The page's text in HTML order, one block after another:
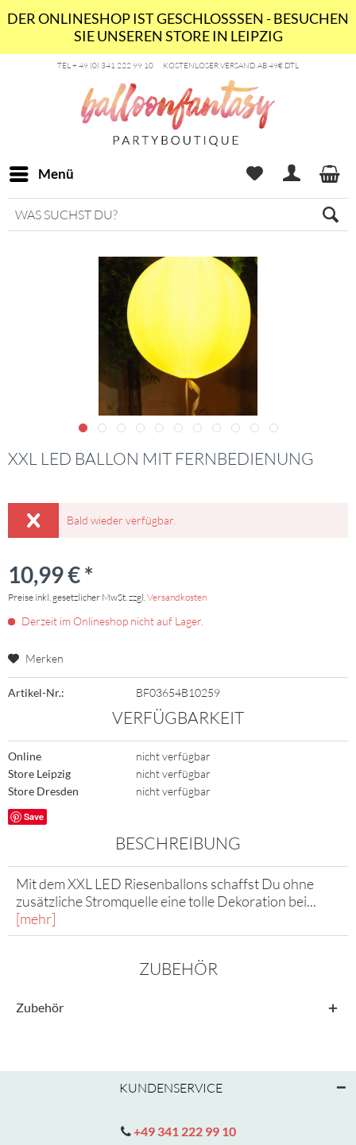
DER ONLINESHOP IST GESCHLOSSSEN - BESUCHEN
SIE UNSEREN STORE IN LEIPZIG
TEL + 49 (0) 341 222 99 10 KOSTENLOSER VERSAND AB 49€ DTL
Menü
XXL LED BALLON MIT FERNBEDIENUNG
Bald wieder verfügbar.
10,99 € *
Preise inkl. gesetzlicher MwSt. zzgl.Versandkosten
Derzeit im Onlineshop nicht auf Lager.
Merken
Artikel-Nr.: BF03654B10259
VERFÜGBARKEIT
Online
nicht verfügbar
Store Leipzig
nicht verfügbar
Store Dresden
nicht verfügbar
Save
BESCHREIBUNG
Mit dem XXL LED Riesenballons schaffst Du ohne
zusätzliche Stromquelle eine tolle Dekoration bei...
[mehr]
ZUBEHÖR
Zubehör
KUNDENSERVICE
+49 341 222 99 10